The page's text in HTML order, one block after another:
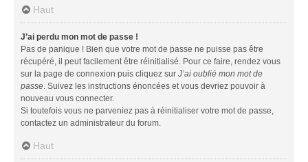
Haut
J’ai perdu mon mot de passe !
Pas de panique ! Bien que votre mot de passe ne puisse pas être
récupéré, il peut facilement être réinitialisé. Pour ce faire, rendez vous
sur la page de connexion puis cliquez sur J’ai oublié mon mot de
passe . Suivez les instructions énoncées et vous devriez pouvoir à
nouveau vous connecter.
Si toutefois vous ne parveniez pas à réinitialiser votre mot de passe,
contactez un administrateur du forum.
Haut